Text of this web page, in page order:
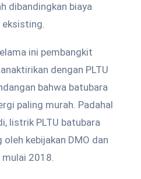
dibandingkan biaya
eksisting.
ini pembangkit
dengan PLTU
bahwa batubara
paling murah. Padahal
listrik PLTU batubara
kebijakan DMO dan
2018.